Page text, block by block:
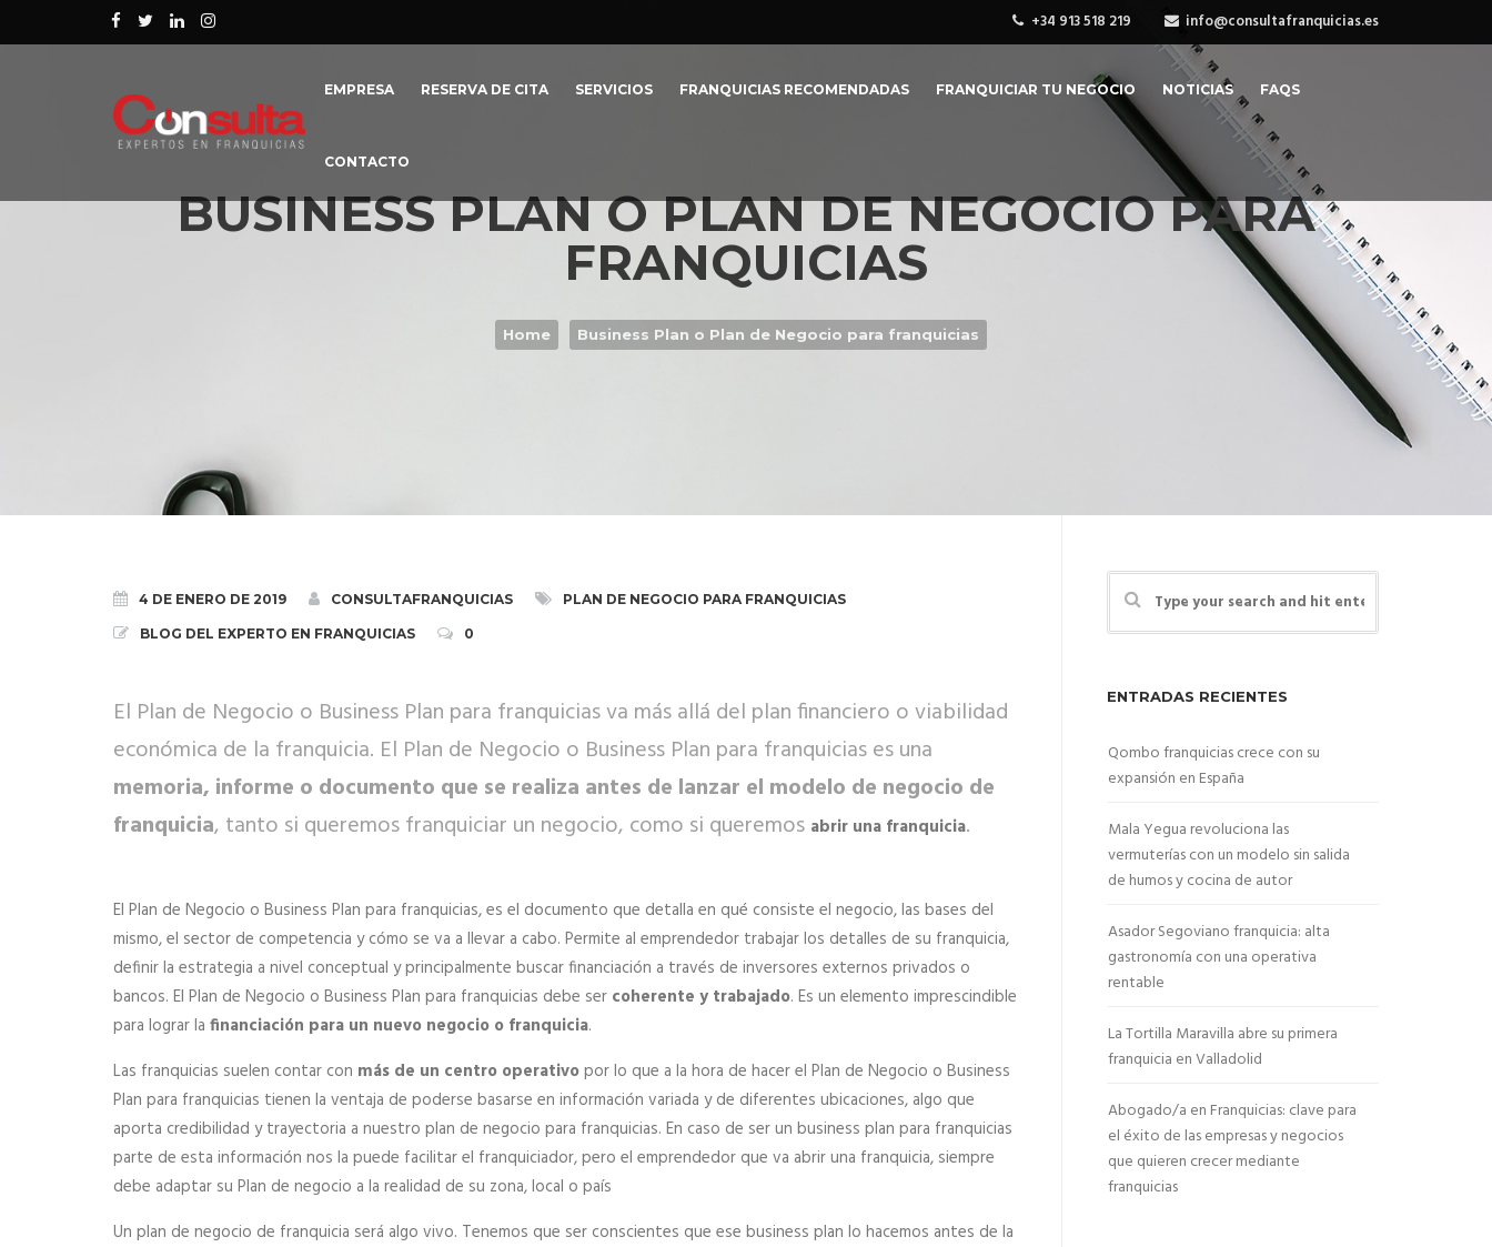
+34 913 518 219 info@consultafranquicias.es
EMPRESA RESERVA DE CITA SERVICIOS FRANQUICIAS RECOMENDADAS FRANQUICIAR TU NEGOCIO NOTICIAS FAQS
CONTACTO
BUSINESS PLAN O PLAN DE NEGOCIO PARA
FRANQUICIAS
Home Business Plan o Plan de Negocio para franquicias
4 DE ENERO DE 2019 CONSULTAFRANQUICIAS PLAN DE NEGOCIO PARA FRANQUICIAS
BLOG DEL EXPERTO EN FRANQUICIAS 0
El Plan de Negocio o Business Plan para franquicias va más allá del plan financiero o viabilidad
económica de la franquicia. El Plan de Negocio o Business Plan para franquicias es una
memoria, informe o documento que se realiza antes de lanzar el modelo de negocio de
franquicia, tanto si queremos franquiciar un negocio, como si queremos abrir una franquicia.
El Plan de Negocio o Business Plan para franquicias, es el documento que detalla en qué consiste el negocio, las bases del
mismo, el sector de competencia y cómo se va a llevar a cabo. Permite al emprendedor trabajar los detalles de su franquicia,
definir la estrategia a nivel conceptual y principalmente buscar financiación a través de inversores externos privados o
bancos. El Plan de Negocio o Business Plan para franquicias debe ser coherente y trabajado. Es un elemento imprescindible
para lograr la financiación para un nuevo negocio o franquicia.
Las franquicias suelen contar con más de un centro operativopor lo que a la hora de hacer el Plan de Negocio o Business
Plan para franquicias tienen la ventaja de poderse basarse en información variada y de diferentes ubicaciones, algo que
aporta credibilidad y trayectoria a nuestro plan de negocio para franquicias. En caso de ser un business plan para franquicias
parte de esta información nos la puede facilitar el franquiciador, pero el emprendedor que va abrir una franquicia, siempre
debe adaptar su Plan de negocio a la realidad de su zona, local o país
Un plan de negocio de franquicia será algo vivo. Tenemos que ser conscientes que ese business plan lo hacemos antes de la
ENTRADAS RECIENTES
Qombo franquicias crece con su
expansión en España
Mala Yegua revoluciona las
vermuterías con un modelo sin salida
de humos y cocina de autor
Asador Segoviano franquicia: alta
gastronomía con una operativa
rentable
La Tortilla Maravilla abre su primera
franquicia en Valladolid
Abogado/a en Franquicias: clave para
el éxito de las empresas y negocios
que quieren crecer mediante
franquicias